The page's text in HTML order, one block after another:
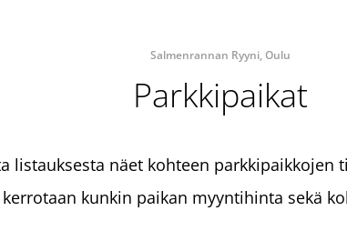
Salmenrannan Ryyni, Oulu
Parkkipaikat
listauksesta näet kohteen parkkipaikkojen
kerrotaan kunkin paikan myyntihinta sekä